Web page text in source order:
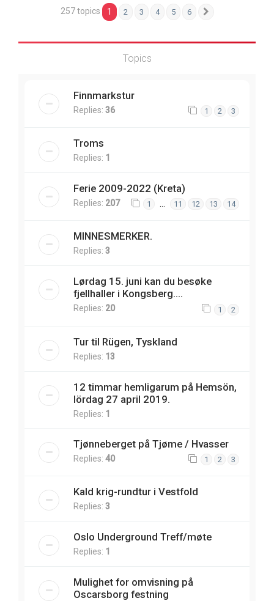
257 topics 1 2 3 4 5 6
Topics
Finnmarkstur
Replies: 36 1 2 3
Troms
Replies: 1
Ferie 2009-2022 (Kreta)
Replies: 207 1 … 11 12 13 14
MINNESMERKER.
Replies: 3
Lørdag 15. juni kan du besøke
fjellhaller i Kongsberg....
Replies: 20 1 2
Tur til Rügen, Tyskland
Replies: 13
12 timmar hemligarum på Hemsön,
lördag 27 april 2019.
Replies: 1
Tjønneberget på Tjøme / Hvasser
Replies: 40 1 2 3
Kald krig-rundtur i Vestfold
Replies: 3
Oslo Underground Treff/møte
Replies: 1
Mulighet for omvisning på
Oscarsborg festning